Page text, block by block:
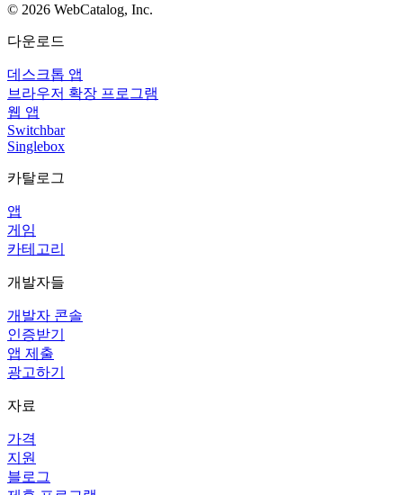
© 2026 WebCatalog, Inc.
다운로드
데스크톱 앱
브라우저 확장 프로그램
웹 앱
Switchbar
Singlebox
카탈로그
앱
게임
카테고리
개발자들
개발자 콘솔
인증받기
앱 제출
광고하기
자료
가격
지원
블로그